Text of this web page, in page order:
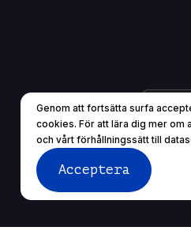
Genom att fortsätta surfa
cookies. För att lära dig mer om
och vårt förhållningssätt till
Acceptera
© 2025 Alla
Användarvillkor